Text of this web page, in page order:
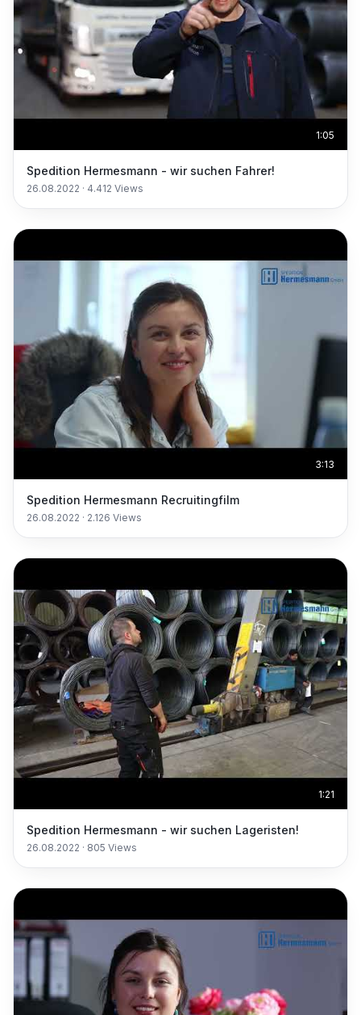
1:05
Spedition Hermesmann - wir suchen Fahrer!
26.08.2022 · 4.412 Views
3:13
Spedition Hermesmann Recruitingfilm
26.08.2022 · 2.126 Views
1:21
Spedition Hermesmann - wir suchen Lageristen!
26.08.2022 · 805 Views